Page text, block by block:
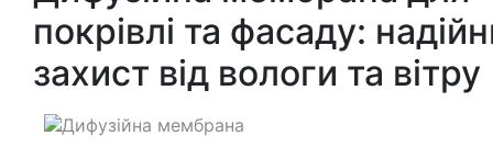
покрівлі та фасаду:
захист від вологи та вітру